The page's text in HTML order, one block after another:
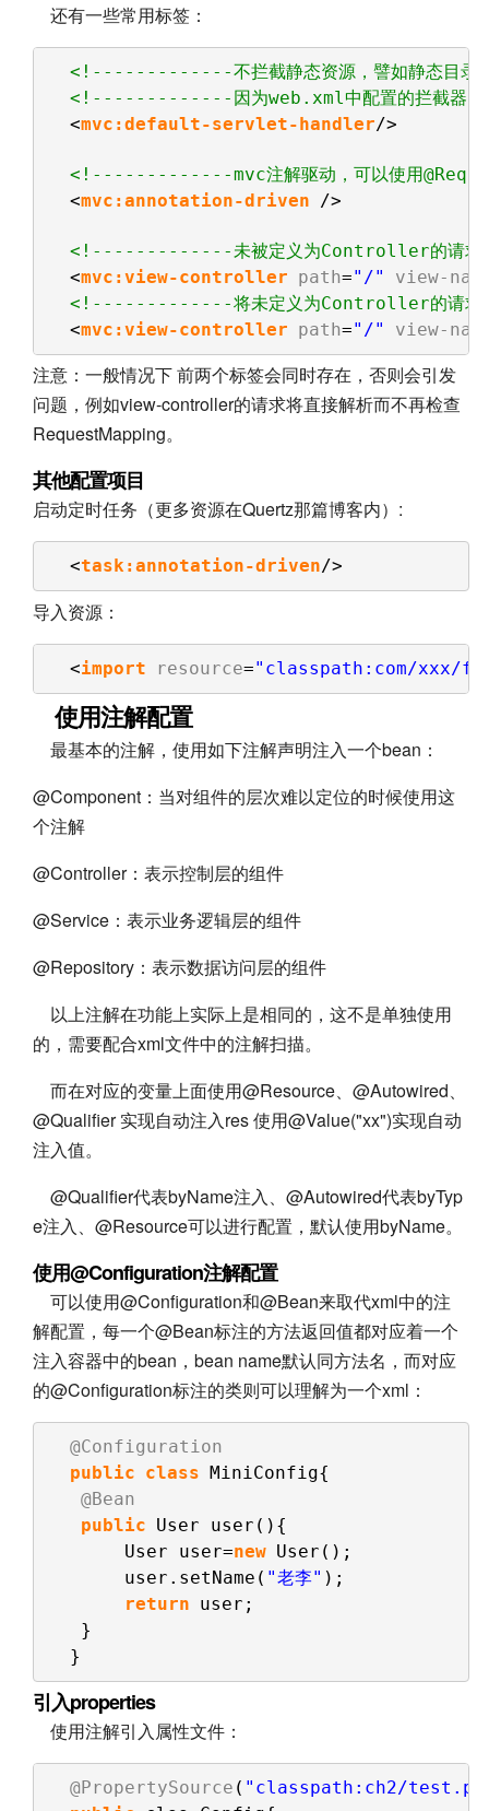
还有一些常用标签：
<!-------------不拦截静态资源，譬如静
<!-------------因为web.xml中配置的拦截器已
<mvc:default-servlet-handler/>
<!-------------mvc注解驱动，可以使用
<mvc:annotation-driven />
<!-------------未被定义为Controller的请
<mvc:view-controller path="/"
view-
<!-------------将未定义为Controller的请求
<mvc:view-controller path="/" view-
注意：一般情况下 前两个标签会同时存在，否则会引发
问题，例如view-controller的请求将直接解析而不再检查
RequestMapping。
其他配置项目
启动定时任务（更多资源在Quertz那篇博客内）:
<task:annotation-driven/>
导入资源：
<import resource="classpath:com/xxx/
使用注解配置
最基本的注解，使用如下注解声明注入一个bean：
@Component：当对组件的层次难以定位的时候使用这
个注解
@Controller：表示控制层的组件
@Service：表示业务逻辑层的组件
@Repository：表示数据访问层的组件
以上注解在功能上实际上是相同的，这不是单独使用
的，需要配合xml文件中的注解扫描。
而在对应的变量上面使用@Resource、@Autowired、
@Qualifier 实现自动注入res 使用@Value("xx")实现自动
注入值。
@Qualifier代表byName注入、@Autowired代表byTyp
e注入、@Resource可以进行配置，默认使用byName。
使用@Configuration注解配置
可以使用@Configuration和@Bean来取代xml中的注
解配置，每一个@Bean标注的方法返回值都对应着一个
注入容器中的bean，bean name默认同方法名，而对应
的@Configuration标注的类则可以理解为一个xml：
@Configuration
public class MiniConfig{
@Bean
public User user(){
User user=new User();
user.setName( "老李" );
return user;
}
}
引入properties
使用注解引入属性文件：
@PropertySource ( "classpath:ch2/